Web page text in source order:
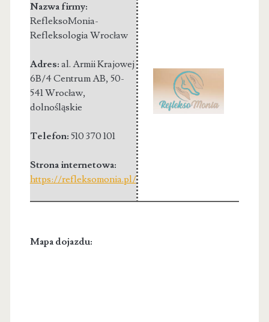
Nazwa firmy:
RefleksoMonia-
Refleksologia Wrocław
Adres: al. Armii Krajowej
6B/4 Centrum AB, 50-
541 Wrocław,
dolnośląskie
Telefon: 510 370 101
Strona internetowa:
https://refleksomonia.pl/
Mapa dojazdu: